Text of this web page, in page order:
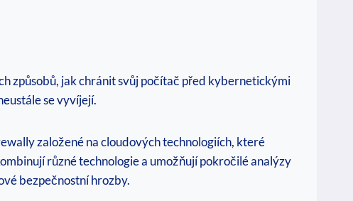
způsobů, jak chránit svůj počítač před kybernetickými
se vyvíjejí.
založené na cloudových technologiích, které
různé technologie a umožňují pokročilé analýzy
bezpečnostní hrozby.